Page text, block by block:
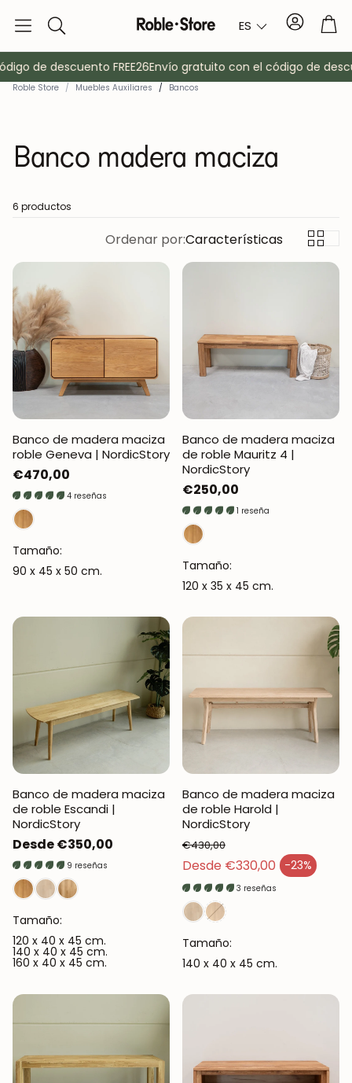
Buscar ES Cuenta
Aparadores
Percheros Muebles
de descuento FREE26Envío gratuito con el código de
Roble Store / Muebles Auxiliares / Bancos
Banco madera maciza
6 productos
Ordenar por:Características
Banco de madera maciza
roble Geneva | NordicStory
Precio
regular
€470,00
4 reseñas
Tamaño:
90 x 45 x 50 cm.
Banco de madera maciza
de roble Mauritz 4 |
NordicStory
Precio
regular
€250,00
1 reseña
Tamaño:
120 x 35 x 45 cm.
Banco de madera maciza
de roble Escandi |
NordicStory
Precio
regular
Desde €350,00
9 reseñas
Tamaño:
120 x 40 x 45 cm.
140 x 40 x 45 cm.
160 x 40 x 45 cm.
Banco de madera maciza
de roble Harold |
NordicStory
Desde €330,00 -23%
Precio de venta
Precio regular
€430,00
3 reseñas
Tamaño:
140 x 40 x 45 cm.